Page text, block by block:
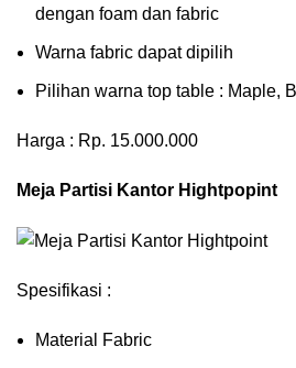
dengan foam dan fabric
Warna fabric dapat dipilih
Pilihan warna top table : Maple,
Harga : Rp. 15.000.000
Meja Partisi Kantor Hightpopint
Spesifikasi :
Material Fabric